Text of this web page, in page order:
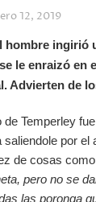
12, 2019
hombre ingirió
le enraizó en
Advierten de
de Temperley
saliendole por
de cosas
pero no se
las poronga